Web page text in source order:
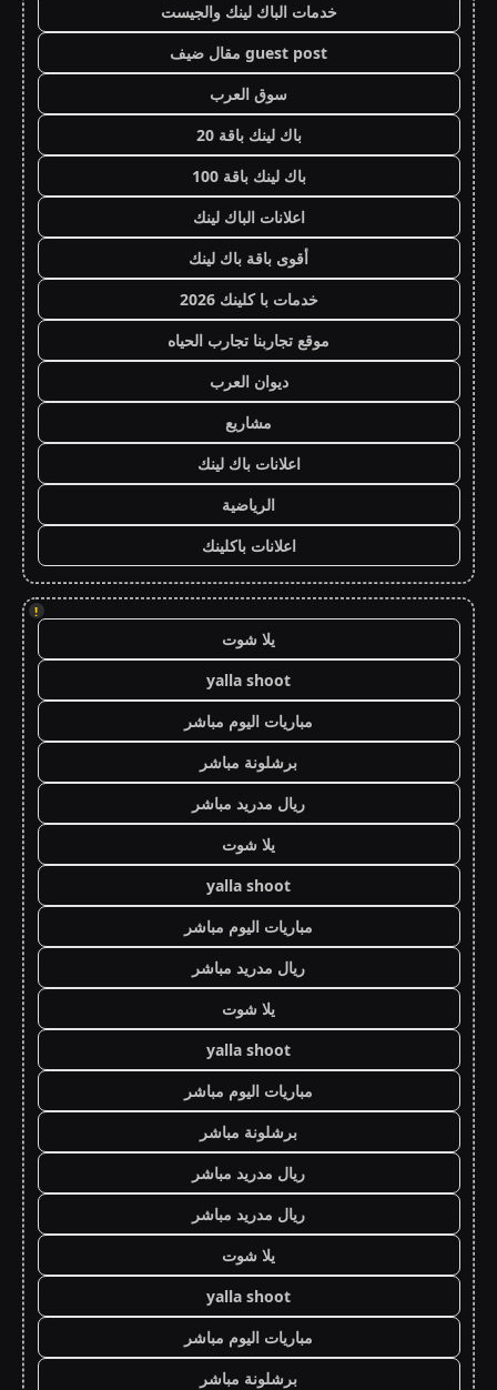
خدمات الباك لينك والجيست
guest post مقال ضيف
سوق العرب
باك لينك باقة 20
باك لينك باقة 100
اعلانات الباك لينك
أقوى باقة باك لينك
خدمات با كلينك 2026
موقع تجاربنا تجارب الحياه
ديوان العرب
مشاريع
اعلانات باك لينك
الرياضية
اعلانات باكلينك
!
يلا شوت
yalla shoot
مباريات اليوم مباشر
برشلونة مباشر
ريال مدريد مباشر
يلا شوت
yalla shoot
مباريات اليوم مباشر
ريال مدريد مباشر
يلا شوت
yalla shoot
مباريات اليوم مباشر
برشلونة مباشر
ريال مدريد مباشر
ريال مدريد مباشر
يلا شوت
yalla shoot
مباريات اليوم مباشر
برشلونة مباشر